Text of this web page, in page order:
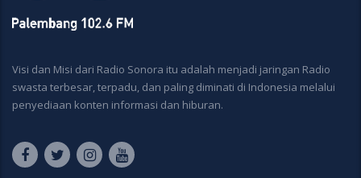
Visi dan Misi dari Radio Sonora itu adalah menjadi jaringan Radio
swasta terbesar, terpadu, dan paling diminati di Indonesia melalui
penyediaan konten informasi dan hiburan.